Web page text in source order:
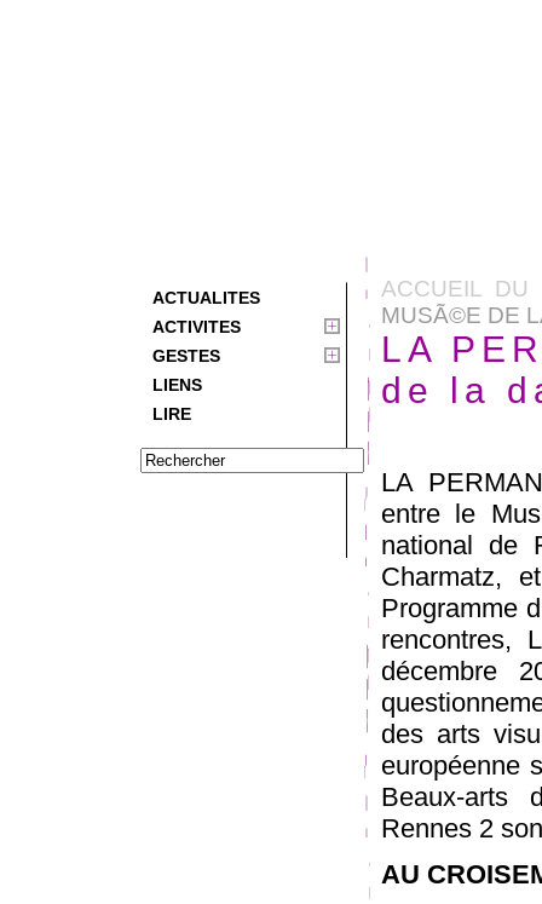
ACTUALITES
ACTIVITES
GESTES
LIENS
LIRE
ACCUEIL DU
MUSÃ©E DE
LA
de la
LA
entre le
national de
Charmatz,
Programme
rencontres,
décembre
des arts
européenne
Beaux-arts
Rennes 2
AU